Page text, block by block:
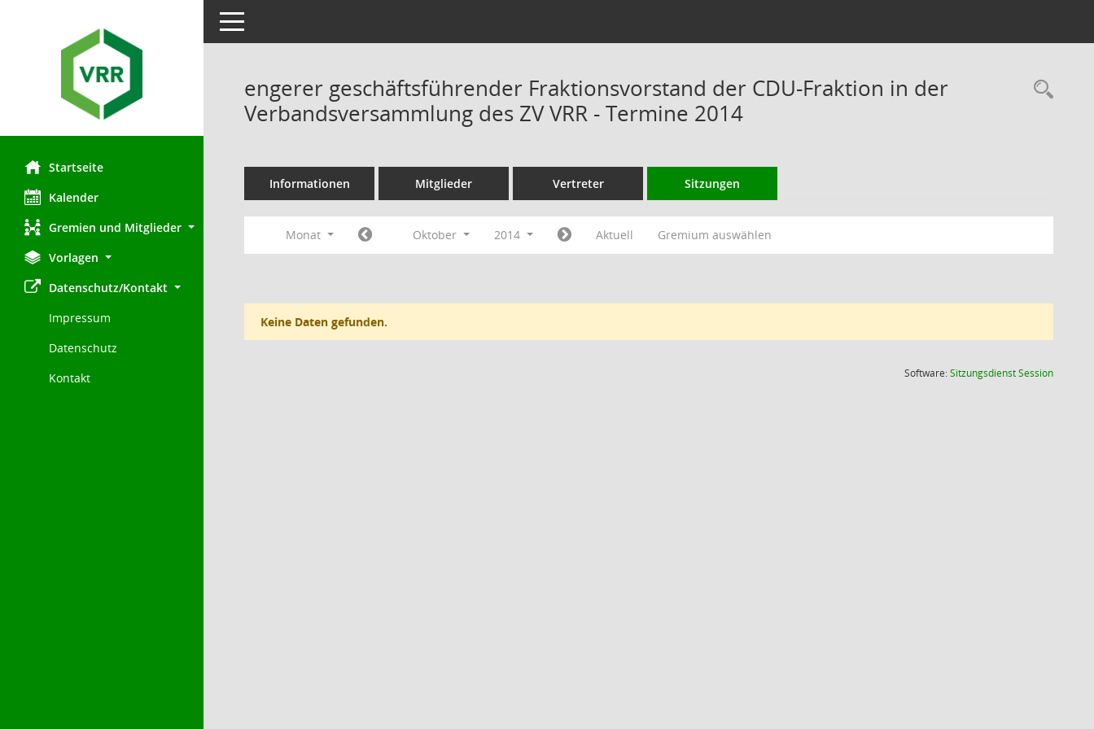
Startseite
Kalender
Gremien und Mitglieder
Vorlagen
Datenschutz/Kontakt
Impressum
Datenschutz
Kontakt
Toggle navigation
engerer geschäftsführender Fraktionsvorstand der CDU-Fraktion in der
Verbandsversammlung des ZV VRR - Termine 2014
Informationen Mitglieder Vertreter Sitzungen
Monat Oktober 2014 Aktuell Gremium auswählen
Keine Daten gefunden.
Software:SitzungsdienstSession(Wird in